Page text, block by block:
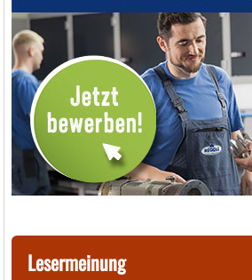
Lesermeinung